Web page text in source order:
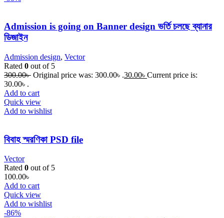
Admission is going on Banner design ভর্তি চলছে ব্যানার
ডিজাইন
Admission design, Vector
Rated 0 out of 5
300.00৳ Original price was: 300.00৳ .30.00৳ Current price is:
30.00৳ .
Add to cart
Quick view
Add to wishlist
বিবাহ স্মরণিকা PSD file
Vector
Rated 0 out of 5
100.00৳
Add to cart
Quick view
Add to wishlist
-86%